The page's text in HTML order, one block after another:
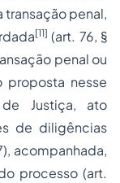
penal,
[11] (art. 76, §
penal ou
proposta nesse
Justiça, ato
de diligências
acompanhada,
processo (art.